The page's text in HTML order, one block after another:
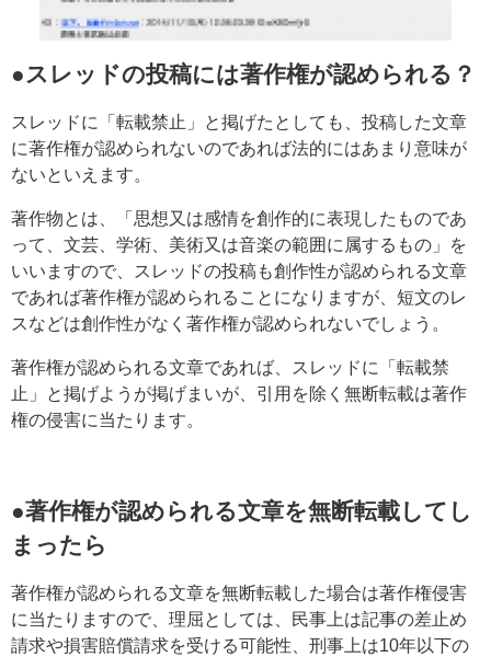
●スレッドの投稿には著作権が認められる？
スレッドに「転載禁止」と掲げたとしても、投稿した文章
に著作権が認められないのであれば法的にはあまり意味が
ないといえます。
著作物とは、「思想又は感情を創作的に表現したものであ
って、文芸、学術、美術又は音楽の範囲に属するもの」を
いいますので、スレッドの投稿も創作性が認められる文章
であれば著作権が認められることになりますが、短文のレ
スなどは創作性がなく著作権が認められないでしょう。
著作権が認められる文章であれば、スレッドに「転載禁
止」と掲げようが掲げまいが、引用を除く無断転載は著作
権の侵害に当たります。
●著作権が認められる文章を無断転載してし
まったら
著作権が認められる文章を無断転載した場合は著作権侵害
に当たりますので、理屈としては、民事上は記事の差止め
請求や損害賠償請求を受ける可能性、刑事上は10年以下の